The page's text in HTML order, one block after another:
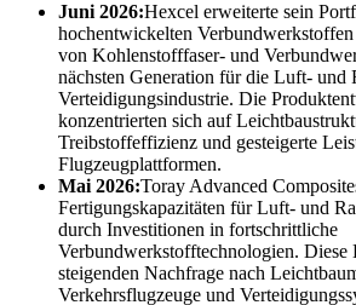
Juni 2026:Hexcel erweiterte sein
hochentwickelten
von Kohlenstofffaser- und
nächsten Generation für die Luft- und
Verteidigungsindustrie. Die
konzentrierten sich auf
Treibstoffeffizienz und gesteigerte
Flugzeugplattformen.
Mai 2026:Toray Advanced
Fertigungskapazitäten für Luft- und
durch Investitionen in fortschrittliche
Verbundwerkstofftechnologien. Diese
steigenden Nachfrage nach
Verkehrsflugzeuge und